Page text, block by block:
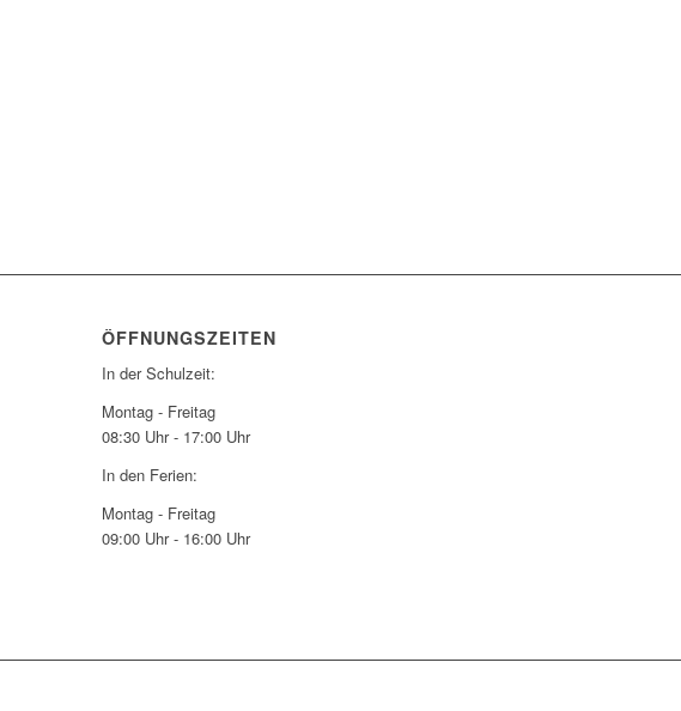
ÖFFNUNGSZEITEN
In der Schulzeit:
Montag - Freitag
08:30 Uhr - 17:00 Uhr
In den Ferien:
Montag - Freitag
09:00 Uhr - 16:00 Uhr